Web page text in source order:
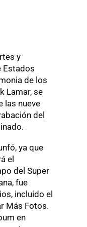
y
Estados
de los
Lamar, se
las nueve
del
ya que
el
del Super
fue
incluido el
Más Fotos.
en